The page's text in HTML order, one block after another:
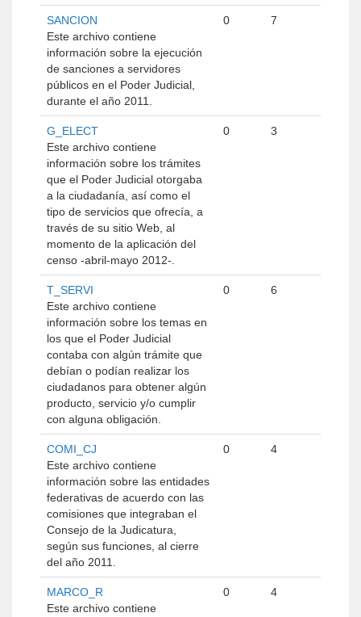
SANCION
Este archivo contiene
información sobre la ejecución
de sanciones a servidores
públicos en el Poder Judicial,
durante el año 2011.
0 7
G_ELECT
Este archivo contiene
información sobre los trámites
que el Poder Judicial otorgaba
a la ciudadanía, así como el
tipo de servicios que ofrecía, a
través de su sitio Web, al
momento de la aplicación del
censo -abril-mayo 2012-.
0 3
T_SERVI
Este archivo contiene
información sobre los temas en
los que el Poder Judicial
contaba con algún trámite que
debían o podían realizar los
ciudadanos para obtener algún
producto, servicio y/o cumplir
con alguna obligación.
0 6
COMI_CJ
Este archivo contiene
información sobre las entidades
federativas de acuerdo con las
comisiones que integraban el
Consejo de la Judicatura,
según sus funciones, al cierre
del año 2011.
0 4
MARCO_R
Este archivo contiene
0 4